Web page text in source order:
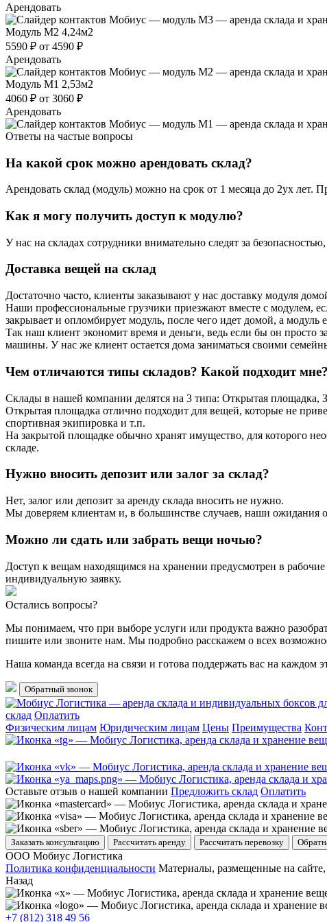
Арендовать
Модуль М2 4,24м2
5590 ₽ от 4590 ₽
Арендовать
Модуль М1 2,53м2
4060 ₽ от 3060 ₽
Арендовать
Ответы на частые вопросы
На какой срок можно арендовать склад?
Арендовать склад (модуль) можно на срок от 1 месяца до 2ух лет.
Как я могу получить доступ к модулю?
У нас на складах сотрудники внимательно следят за
Доставка вещей на склад
Достаточно часто, клиенты заказывают у нас доставку модуля
Наши профессиональные грузчики приезжают вместе с модулем,
закрывает и опломбирует модуль, после чего идет домой, а модуль
Так наш клиент экономит время и деньги, ведь если бы он просто
машины. У нас же клиент остается дома заниматься своими
Чем отличаются типы складов? Какой подходит мне?
Склады в нашей компании делятся на 3 типа: Открытая площадка,
Открытая площадка отлично подходит для вещей, которые не
спортивная экипировка и т.п.
На закрытой площадке обычно хранят имущество, для которого
складе.
Нужно вносить депозит или залог за склад?
Нет, залог или депозит за аренду склада вносить не нужно.
Мы доверяем клиентам и, в большинстве случаев, наши
Можно ли сдать или забрать вещи ночью?
Доступ к вещам находящимся на хранении предусмотрен в
индивидуальную заявку.
Остались вопросы?
Мы понимаем, что при выборе услуги или продукта важно
пишите или звоните нам. Мы подробно расскажем о всех
Наша команда всегда на связи и готова поддержать вас на
Обратный звонок
склад Оплатить
Физическим лицам Юридическим лицам Цены Преимущества
Оставьте отзыв о нашей компании Предложить склад Оплатить
Заказать консультацию Рассчитать аренду Рассчитать перевозку
ООО Мобиус Логистика
Политика конфиденциальности Материалы, размещенные на
Назад
+7 (812) 318 49 56